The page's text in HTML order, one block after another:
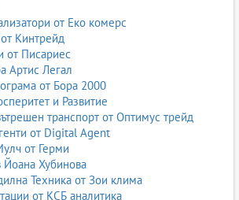
от Еко комерс
Кинтрейд
от Писариес
Артис Легал
от Бора 2000
и Развитие
транспорт от Оптимус трейд
от Digital Agent
от Герми
Хубинова
Техника от Зои клима
от КСБ аналитика